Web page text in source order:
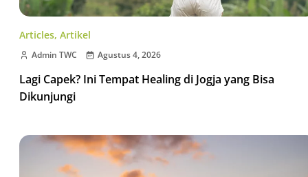
Articles, Artikel
Admin TWC Agustus 4, 2026
Lagi Capek? Ini Tempat Healing di Jogja yang Bisa
Dikunjungi